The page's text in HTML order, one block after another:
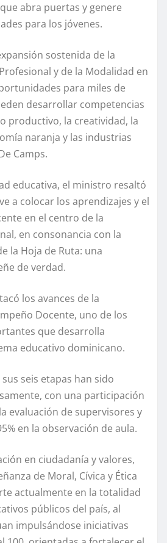
abra puertas y genere
para los jóvenes.
sostenida de la
y de la Modalidad en
para miles de
desarrollar competencias
productivo, la creatividad, la
naranja y las industrias
Camps.
educativa, el ministro resaltó
a colocar los aprendizajes y el
en el centro de la
en consonancia con la
la Hoja de Ruta: una
de verdad.
los avances de la
Docente, uno de los
que desarrolla
educativo dominicano.
seis etapas han sido
con una participación
evaluación de supervisores y
en la observación de aula.
en ciudadanía y valores,
de Moral, Cívica y Ética
actualmente en la totalidad
públicos del país, al
impulsándose iniciativas